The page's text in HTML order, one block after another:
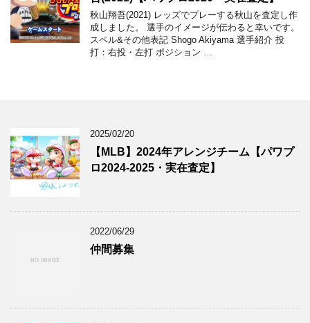
秋山翔吾(2021) レッズでプレーする秋山を査定し作
成しました。 選手のイメージが伝わると幸いです。
スペル&その他表記 Shogo Akiyama 選手紹介 投
打：右投・左打 ポジション …
2025/02/20
【MLB】2024年アレンジチーム【パワプ
ロ2024-2025・実在査定】
2022/06/29
仲間募集